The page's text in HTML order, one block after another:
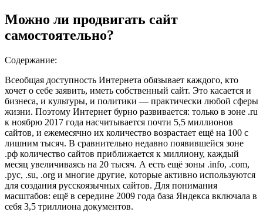
Можно ли продвигать сайт
самостоятельно?
Содержание:
Всеобщая доступность Интернета обязывает каждого, кто
хочет о себе заявить, иметь собственный сайт. Это касается и
бизнеса, и культуры, и политики — практически любой сферы
жизни. Поэтому Интернет бурно развивается: только в зоне .ru
к ноябрю 2017 года насчитывается почти 5,5 миллионов
сайтов, и ежемесячно их количество возрастает ещё на 100 с
лишним тысяч. В сравнительно недавно появившейся зоне
.рф количество сайтов приближается к миллиону, каждый
месяц увеличиваясь на 20 тысяч. А есть ещё зоны .info, .com,
.рус, .su, .org и многие другие, которые активно используются
для создания русскоязычных сайтов. Для понимания
масштабов: ещё в середине 2009 года база Яндекса включала в
себя 3,5 триллиона документов.